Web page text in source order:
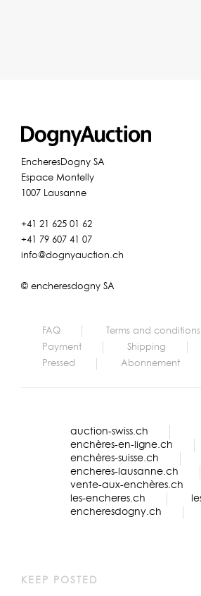
EncheresDogny SA
Espace Montelly
1007 Lausanne
+41 21 625 01 62
+41 79 607 41 07
info@dognyauction.ch
© encheresdogny SA
FAQ
Terms and conditions
Payment
Shipping
Pressed
Abonnement
auction-swiss.ch
enchères-en-ligne.ch
enchères-suisse.ch
encheres-lausanne.ch
vente-aux-enchères.ch
les-encheres.ch
encheresdogny.ch
KEEP POSTED